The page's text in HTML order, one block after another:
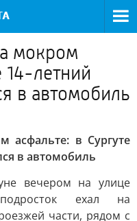
мокром
14-летний
в автомобиль
асфальте: в Сургуте
в автомобиль
вечером на улице
ехал на
части, рядом с